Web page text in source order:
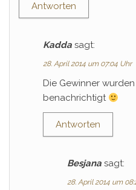
Antworten
Kadda sagt:
28. April 2014 um 07:04 Uhr
Die Gewinner
benachrichtigt
Antworten
Besjana sagt:
28. April 2014 um